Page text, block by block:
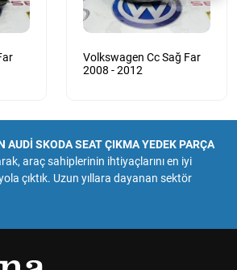
Volkswagen Cc Sağ Far
2008 - 2012
AUDİ SKODA SEAT ÇIKMA YEDEK PARÇA
araç sahiplerinin ihtiyaçlarını en iyi
çıktık. Uzun yıllara dayanan sektör
müşterilerimize güvenilir ve kaliteli
Volkswagen, çıkma ve sıfır yedek
bakım ve onarım ihtiyaçlarını en
Seat marka araçlar için çıkma ve sıfır